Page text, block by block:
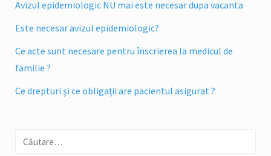
Avizul epidemiologic NU mai este necesar dupa vacanta
Este necesar avizul epidemiologic?
Ce acte sunt necesare pentru înscrierea la medicul de
familie ?
Ce drepturi şi ce obligaţii are pacientul asigurat ?
Caută